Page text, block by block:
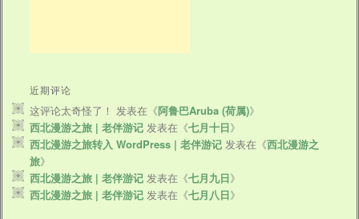
近期评论
这评论太奇怪了！ 发表在《阿鲁巴Aruba (荷属)》
西北漫游之旅 | 老伴游记发表在《七月十日》
西北漫游之旅转入 WordPress | 老伴游记发表在《西北漫游之
旅》
西北漫游之旅 | 老伴游记发表在《七月九日》
西北漫游之旅 | 老伴游记发表在《七月八日》